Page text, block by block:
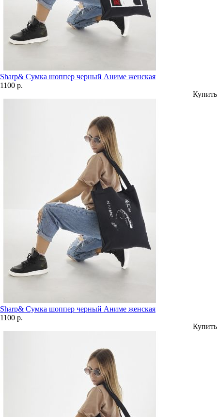
Sharp& Сумка шоппер черный Аниме женская
1100 р.
Купить
Sharp& Сумка шоппер черный Аниме женская
1100 р.
Купить